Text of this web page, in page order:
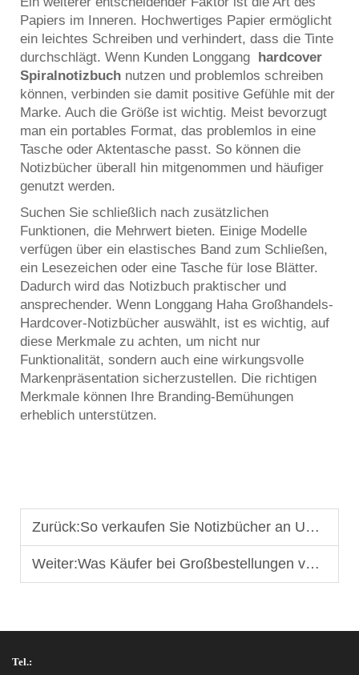
Papiers im Inneren. Hochwertiges Papier ermöglicht
ein leichtes Schreiben und verhindert, dass die Tinte
durchschlägt. Wenn Kunden Longgang hardcover
Spiralnotizbuch nutzen und problemlos schreiben
können, verbinden sie damit positive Gefühle mit der
Marke. Auch die Größe ist wichtig. Meist bevorzugt
man ein portables Format, das problemlos in eine
Tasche oder Aktentasche passt. So können die
Notizbücher überall hin mitgenommen und häufiger
genutzt werden.
Suchen Sie schließlich nach zusätzlichen
Funktionen, die Mehrwert bieten. Einige Modelle
verfügen über ein elastisches Band zum Schließen,
ein Lesezeichen oder eine Tasche für lose Blätter.
Dadurch wird das Notizbuch praktischer und
ansprechender. Wenn Longgang Haha Großhandels-
Hardcover-Notizbücher auswählt, ist es wichtig, auf
diese Merkmale zu achten, um nicht nur
Funktionalität, sondern auch eine wirkungsvolle
Markenpräsentation sicherzustellen. Die richtigen
Merkmale können Ihre Branding-Bemühungen
erheblich unterstützen.
Zurück:So verkaufen Sie Notizbücher an Unternehmen: Die Kraft von markenbasierten Geschenken
Weiter:Was Käufer bei Großbestellungen von A4-Notizbüchern suchen
Tel.: